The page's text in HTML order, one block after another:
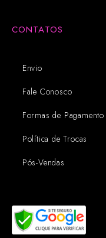
CONTATOS
Envio
Fale Conosco
Formas de Pagamento
Política de Trocas
Pós-Vendas